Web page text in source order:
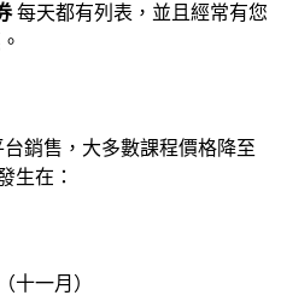
每天都有列表，並且經常有您
銷售，大多數課程價格降至
生在：
十一月）